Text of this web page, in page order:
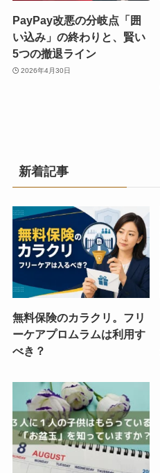
PayPay改悪の分岐点「囲
い込み」の終わりと、賢い
5つの撤退ライン
2026年4月30日
新着記事
無料保険のカラクリ。フリ
ーケアプロムラムは利用す
べき？